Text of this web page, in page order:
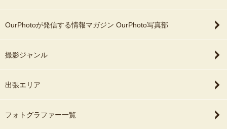
OurPhotoが発信する情報マガジン OurPhoto写真部
撮影ジャンル
出張エリア
フォトグラファー一覧